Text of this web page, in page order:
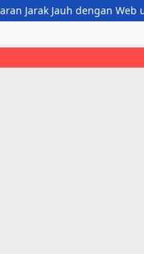
Jarak Jauh dengan